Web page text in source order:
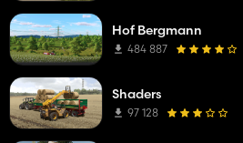
Hof Bergmann
484 887
Shaders
97 128